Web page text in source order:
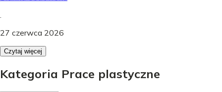
.
27 czerwca 2026
Czytaj więcej
Kategoria Prace plastyczne